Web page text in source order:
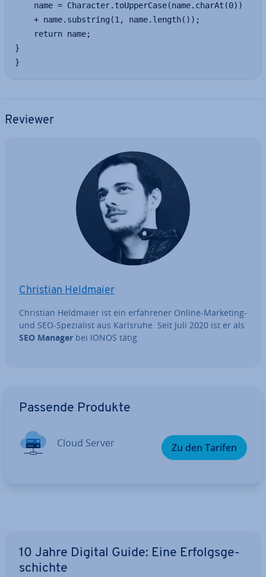
    name = Character.toUpperCase(name.charAt(0))
    + name.substring(1, name.length());
    return name;
}
}
Reviewer
Christian Heldmaier
Christian Heldmaier ist ein er­fah­re­ner Online-Marketing-
und SEO-Spe­zia­list aus Karlsruhe. Seit Juli 2020 ist er als
SEO Manager bei IONOS tätig.
Passende Produkte
Cloud Server Zu den Tarifen
10 Jahre Digital Guide: Eine Er­folgs­ge­
schich­te